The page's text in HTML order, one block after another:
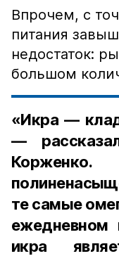
Впрочем, с
питания
недостаток:
большом
«Икра —
—
те самые
ежедневном
икра